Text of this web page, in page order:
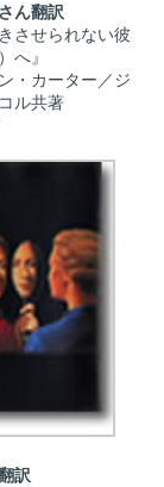
ん翻訳
させられない彼
へ』
・カーター／ジ
ル共著
訳